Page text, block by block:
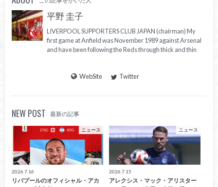
平野 圭子
LIVERPOOL SUPPORTERS CLUB JAPAN (chairman) My
first game at Anfield was November 1989 against Arsenal
and have been following the Reds through thick and thin
WebSite Twitter
NEW POST 最新の記事
ニュース
2026.7.16
リバプールのオフィシャル・アカ
ニュース
2026.7.15
アレクシス・マック・アリスター